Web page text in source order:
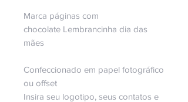
Marca páginas com
chocolate Lembrancinha dia das
mães
Confeccionado em papel fotográfico
ou offset
Insira seu logotipo, seus contatos e